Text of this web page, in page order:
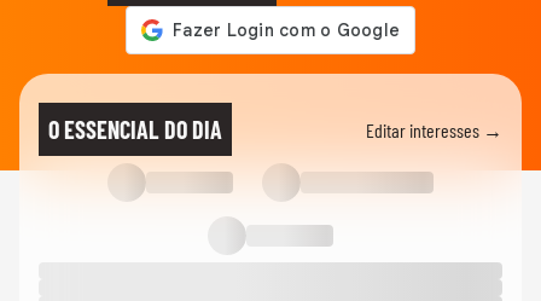
No Japão, Zico tranquiliza fãs após
terremoto de grandes...
Lula critica sistema de saúde dos EUA ao
exaltar SUS: ‘Vá tentar...
Cãozinho é resgatado com vida dos
escombros 29 dias após terremoto...
O ESSENCIAL DO DIA Editar interesses →